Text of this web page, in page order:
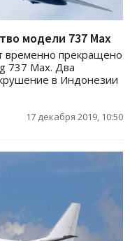
модели 737 Max
временно прекращено
737 Max. Два
в Индонезии
17 декабря 2019, 10:50